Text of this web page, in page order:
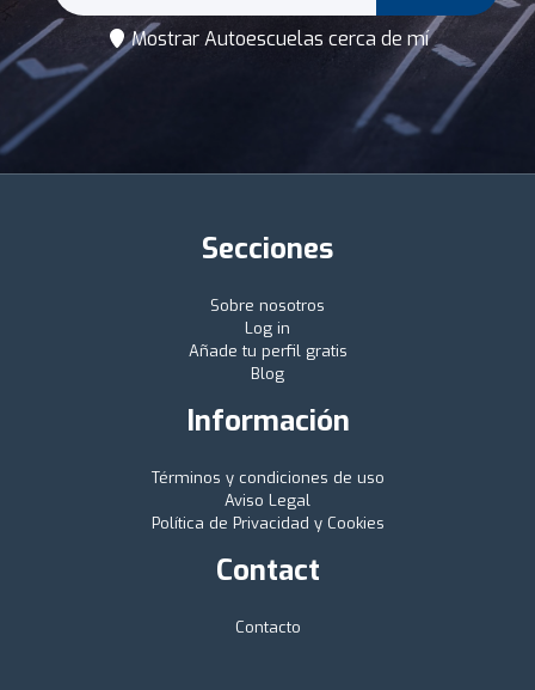
Mostrar Autoescuelas cerca de mí
Secciones
Sobre nosotros
Log in
Añade tu perfil gratis
Blog
Información
Términos y condiciones de uso
Aviso Legal
Política de Privacidad y Cookies
Contact
Contacto